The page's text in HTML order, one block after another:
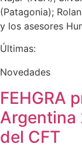
(Patagonia);
y los asesores
Últimas:
Novedades
FEHGRA
Argentina
del CFT